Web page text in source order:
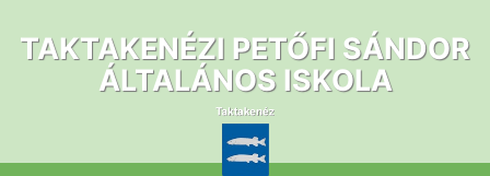
tartalomhoz
TAKTAKENÉZI PETŐFI SÁNDOR
ÁLTALÁNOS ISKOLA